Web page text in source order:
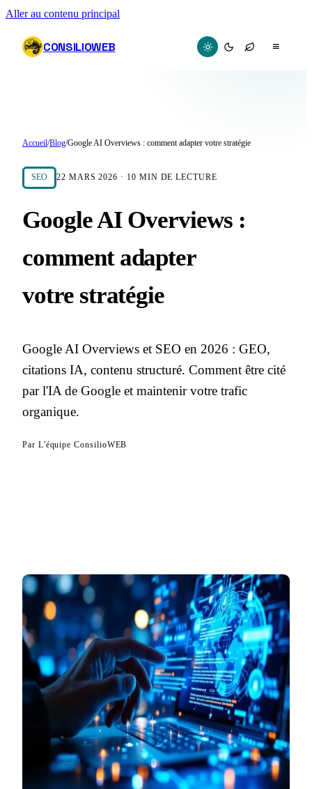
Aller au contenu principal
CONSILIOWEB ≡
Accueil/Blog/Google AI Overviews : comment adapter votre stratégie
SEO 22 MARS 2026 · 10 MIN DE LECTURE
Google AI Overviews :
comment adapter
votre stratégie
Google AI Overviews et SEO en 2026 : GEO,
citations IA, contenu structuré. Comment être cité
par l'IA de Google et maintenir votre trafic
organique.
Par L'équipe ConsilioWEB